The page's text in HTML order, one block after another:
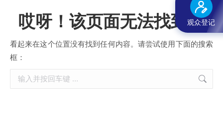
哎呀！该页面无法找到。
看起来在这个位置没有找到任何内容。请尝试使用下面的搜索
框：
索：
观众登记